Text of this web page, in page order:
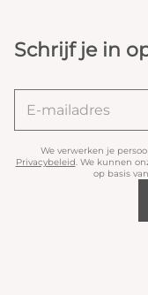
Schrijf je in
We verwerken je
Privacybeleid. We kunnen
op basis